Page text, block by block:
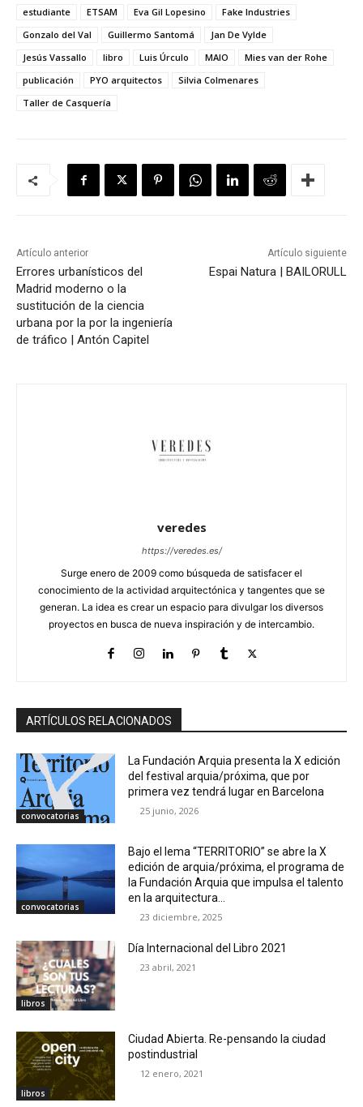
estudiante ETSAM Eva Gil Lopesino
Fake Industries
Gonzalo del Val
Guillermo Santomá
Jan De Vylde
Jesús Vassallo
libro Luis Úrculo MAIO
Mies van der Rohe
publicación
PYO arquitectos
Silvia Colmenares
Taller de Casquería
Artículo anterior
Errores urbanísticos del
Madrid moderno o la
sustitución de la ciencia
urbana por la por la ingeniería
de tráfico | Antón Capitel
Artículo siguiente
Espai Natura | BAILORULL
veredes
https://veredes.es/
Surge enero de 2009 como búsqueda de satisfacer el
conocimiento de la actividad arquitectónica y tangentes que se
generan. La idea es crear un espacio para divulgar los diversos
proyectos en busca de nueva inspiración y de intercambio.
ARTÍCULOS RELACIONADOS
convocatorias
La Fundación Arquia presenta la X edición
del festival arquia/próxima, que por
primera vez tendrá lugar en Barcelona
25 junio, 2026
convocatorias
Bajo el lema “TERRITORIO” se abre la X
edición de arquia/próxima, el programa de
la Fundación Arquia que impulsa el talento
en la arquitectura...
23 diciembre, 2025
libros
Día Internacional del Libro 2021
23 abril, 2021
libros
Ciudad Abierta. Re-pensando la ciudad
postindustrial
12 enero, 2021